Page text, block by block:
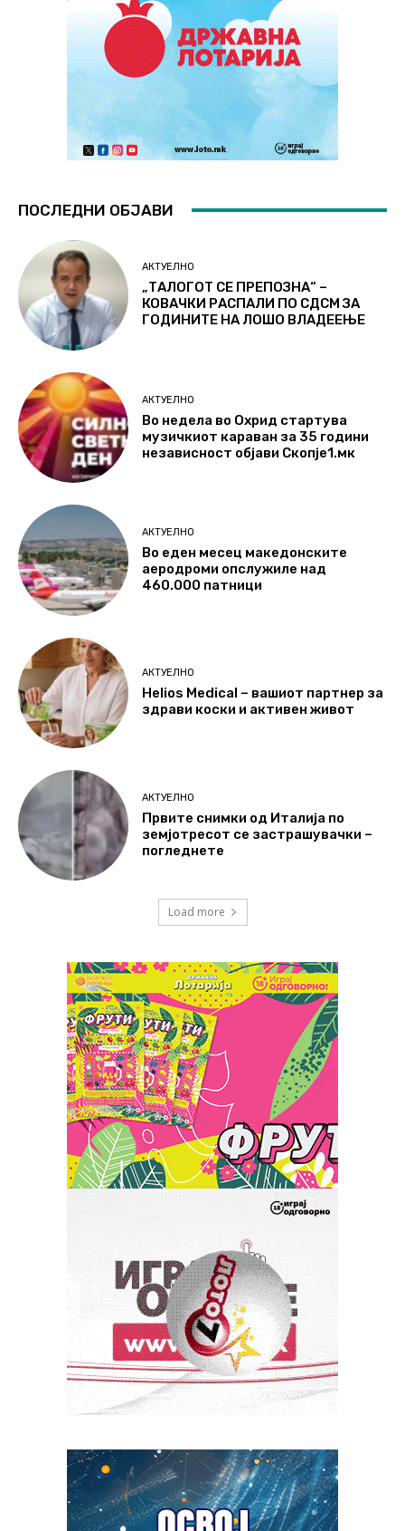
ПОСЛЕДНИ ОБЈАВИ
АКТУЕЛНО
„ТАЛОГОТ СЕ ПРЕПОЗНА“ –
КОВАЧКИ РАСПАЛИ ПО СДСМ ЗА
ГОДИНИТЕ НА ЛОШО ВЛАДЕЕЊЕ
АКТУЕЛНО
Во недела во Охрид стартува
музичкиот караван за 35 години
независност објави Скопје1.мк
АКТУЕЛНО
Во еден месец македонските
аеродроми опслужиле над
460.000 патници
АКТУЕЛНО
Helios Medical – вашиот партнер за
здрави коски и активен живот
АКТУЕЛНО
Првите снимки од Италија по
земјотресот се застрашувачки –
погледнете
Load more